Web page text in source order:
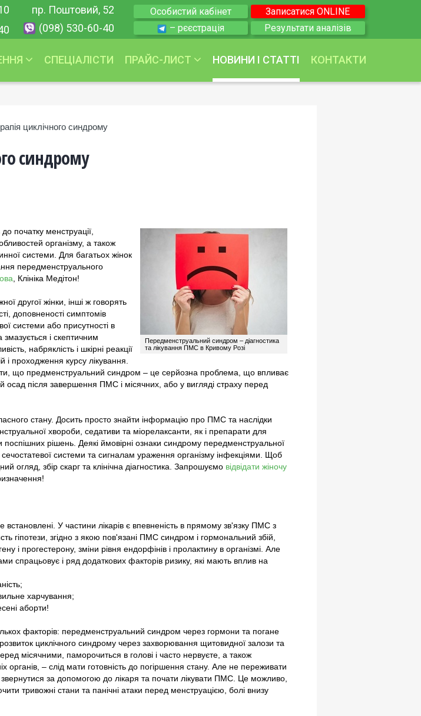
пр. Поштовий, 52
(098) 530-60-40
Особистий кабінет
– рєєстрація
Записатися ONLINE
Результати аналізів
СПЕЦІАЛІСТИ ПРАЙС-ЛИСТ
Урологія
Трихологія
Терапія
Гастроентерологія
Ендокринологія
Неврологія
Ортопедія і травматологія
Інфектологія
Хірургія
УЗД (Філатова)
Лабораторія, аналізи
Маніпуляційний кабінет
Фізіотерапія, процедури
НОВИНИ І СТАТТІ КОНТАКТИ
циклічного синдрому
синдрому
Передменструальний синдром – діагностика
та лікування ПМС в Кривому Розі
початку менструації,
організму, а також
системи. Для багатьох жінок
передменструального
, Клініка Медітон!
другої жінки, інші ж говорять
доповненості симптомів
системи або присутності в
змазується і скептичним
набряклість і шкірні реакції
і проходження курсу лікування.
що предменструальний синдром – це серйозна проблема, що впливає
осад після завершення ПМС і місячних, або у вигляді страху перед
стану. Досить просто знайти інформацію про ПМС та наслідки
хвороби, седативи та міорелаксанти, як і препарати для
рішень. Деякі ймовірні ознаки синдрому передменструальної
системи та сигналам ураження організму інфекціями. Щоб
огляд, збір скарг та клінічна діагностика. Запрошуємо відвідати жіночу
У частини лікарів є впевненість в прямому зв'язку ПМС з
гіпотези, згідно з якою пов'язані ПМС синдром і гормональний збій,
і прогестерону, зміни рівня ендорфінів і пролактину в організмі. Але
спрацьовує і ряд додаткових факторів ризику, які мають вплив на
харчування;
аборти!
факторів: передменструальний синдром через гормони та погане
циклічного синдрому через захворювання щитовидної залози та
місячними, паморочиться в голові і часто нервуєте, а також
органів, – слід мати готовність до погіршення стану. Але не переживати
за допомогою до лікаря та почати лікувати ПМС. Це можливо,
тривожні стани та панічні атаки перед менструацією, болі внизу